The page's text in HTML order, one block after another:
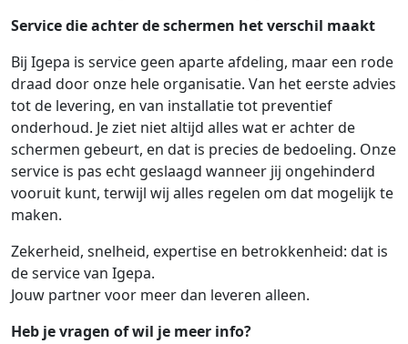
Service die achter de schermen het verschil maakt
Bij Igepa is service geen aparte afdeling, maar een rode
draad door onze hele organisatie. Van het eerste advies
tot de levering, en van installatie tot preventief
onderhoud. Je ziet niet altijd alles wat er achter de
schermen gebeurt, en dat is precies de bedoeling. Onze
service is pas echt geslaagd wanneer jij ongehinderd
vooruit kunt, terwijl wij alles regelen om dat mogelijk te
maken.
Zekerheid, snelheid, expertise en betrokkenheid: dat is
de service van Igepa.
Jouw partner voor meer dan leveren alleen.
Heb je vragen of wil je meer info?